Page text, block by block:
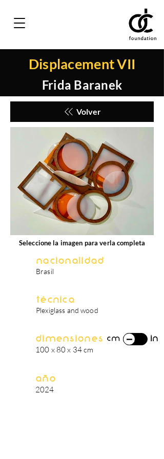
Displacement VII
Frida Baranek
Volver
Seleccione la imagen para verla completa
Nacionalidad
Brasil
Técnica
Plexiglass and wood
Dimensiones
100 x 80 x 34 cm
cm in
Año
2024